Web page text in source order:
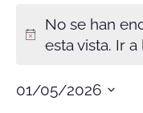
Aviso
No se han
esta vista. Ir a
01/05/2026